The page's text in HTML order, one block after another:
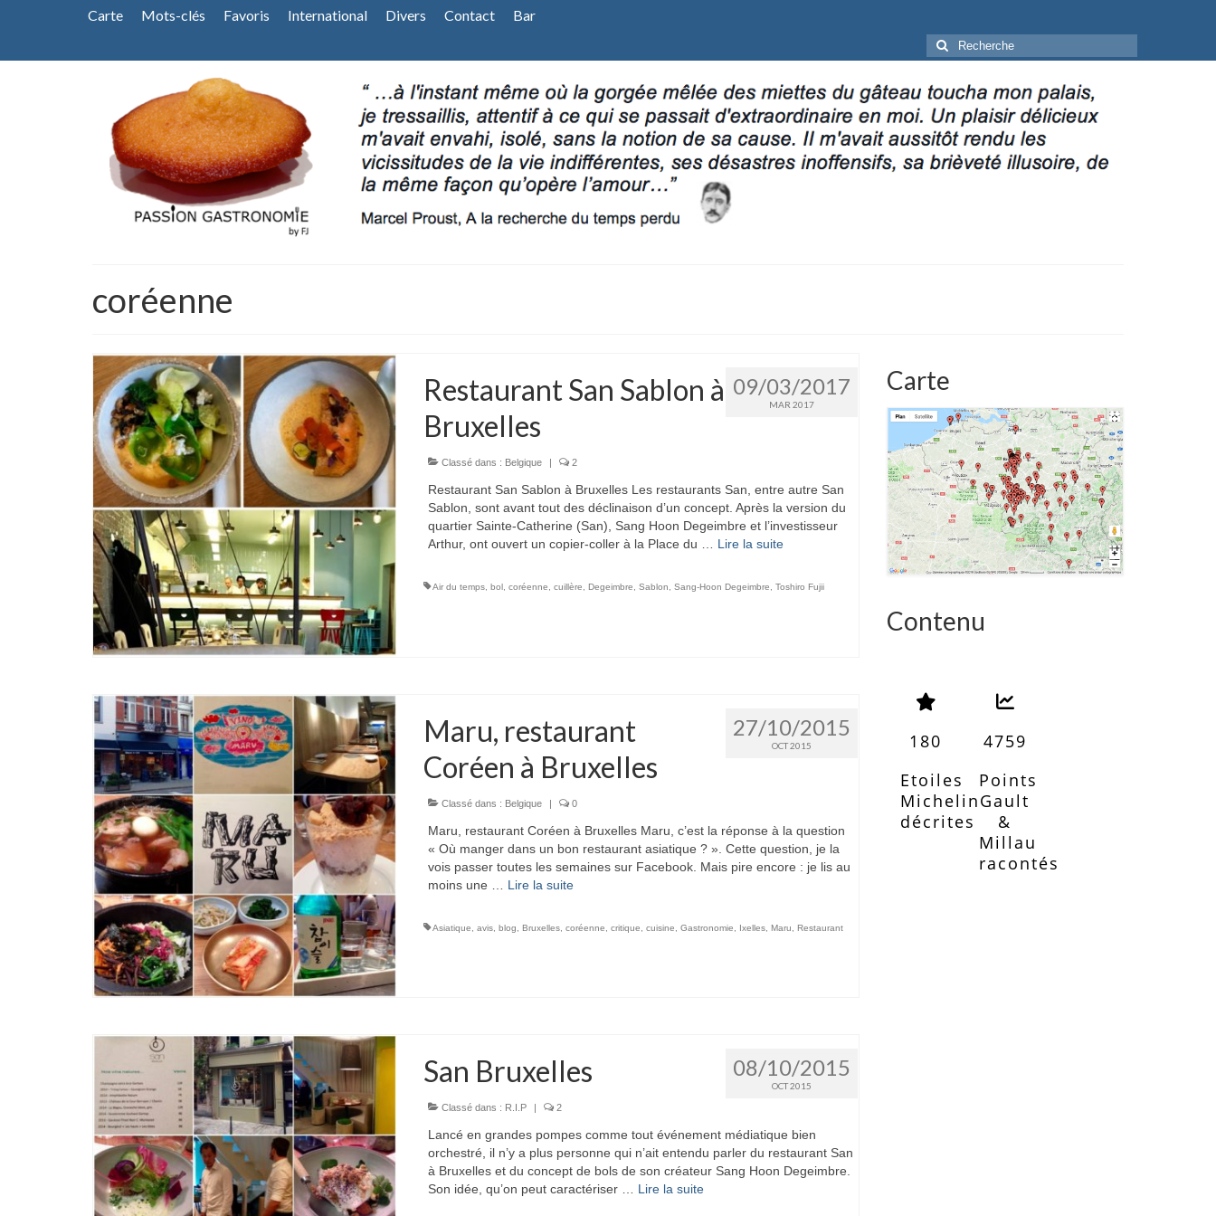
Carte Mots-clés Favoris International Divers Contact Bar
Rechercher
:
coréenne
09/03/2017
MAR 2017
Restaurant San Sablon à
Bruxelles
Classé dans : Belgique | 2
Restaurant San Sablon à Bruxelles Les restaurants San, entre autre San
Sablon, sont avant tout des déclinaison d’un concept. Après la version du
quartier Sainte-Catherine (San), Sang Hoon Degeimbre et l’investisseur
Arthur, ont ouvert un copier-coller à la Place du … Lire la suite­­
Air du temps, bol, coréenne cuillère Degeimbre Sablon Sang-Hoon Degeimbre Toshiro Fujii
27/10/2015
OCT 2015
Maru, restaurant
Coréen à Bruxelles
Classé dans : Belgique | 0
Maru, restaurant Coréen à Bruxelles Maru, c’est la réponse à la question
« Où manger dans un bon restaurant asiatique ? ». Cette question, je la
vois passer toutes les semaines sur Facebook. Mais pire encore : je lis au
moins une … Lire la suite­­
Asiatique avis, blog Bruxelles, coréenne critique cuisine Gastronomie Ixelles, Maru Restaurant
08/10/2015
OCT 2015
San Bruxelles
Classé dans : R.I.P 2
Lancé en grandes pompes comme tout événement médiatique bien
orchestré, il n’y a plus personne qui n’ait entendu parler du restaurant San
à Bruxelles et du concept de bols de son créateur Sang Hoon Degeimbre.
Son idée, qu’on peut caractériser … Lire la suite­­
Carte
Contenu
180
Etoiles
Michelin
décrites
4759
Points
Gault
&
Millau
racontés